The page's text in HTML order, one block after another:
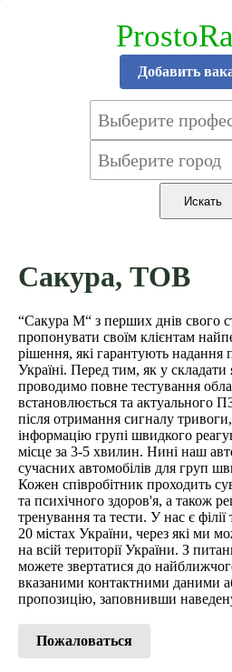
Добавить
Сакура, ТОВ
“Сакура М“ з перших днів свого
пропонувати своїм клієнтам
рішення, які гарантують надання
Україні. Перед тим, як у
проводимо повне тестування
встановлюється та актуального
після отримання сигналу
інформацію групі швидкого
місце за 3-5 хвилин. Нині наш
сучасних автомобілів для груп
Кожен співробітник проходить
та психічного здоров'я, а також
тренування та тести. У нас є
20 містах України, через які ми
на всій території України. З
можете звертатися до
вказаними контактними даними
пропозицію, заповнивши
Пожаловаться